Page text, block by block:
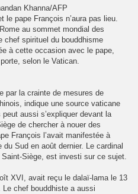
Khanna/AFP
le pape François n’aura pas lieu.
au sommet mondial des
chef spirituel du bouddhisme
à cette occasion avec le pape,
selon le Vatican.
par la crainte de mesures de
indique une source vaticane
aussi s’expliquer devant la
de chercher à nouer des
François l’avait manifestée à
du Sud en août dernier. Le cardinal
Saint-Siège, est investi sur ce sujet.
XVI, avait reçu le dalaï-lama le 13
chef bouddhiste a aussi